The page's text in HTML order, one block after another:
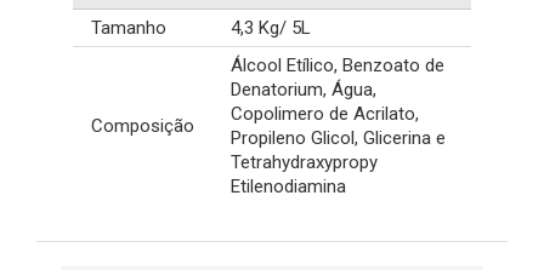
Tamanho 4,3 Kg/ 5L
Composição
Álcool Etílico, Benzoato de
Denatorium, Água,
Copolimero de Acrilato,
Propileno Glicol, Glicerina e
Tetrahydraxypropy
Etilenodiamina